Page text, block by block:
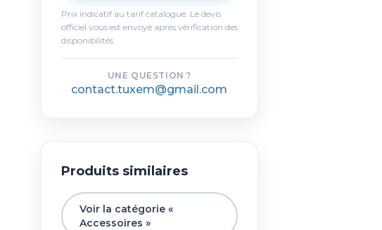
Prix indicatif au tarif catalogue. Le devis
officiel vous est envoyé après vérification des
disponibilités.
UNE QUESTION ?
contact.tuxem@gmail.com
Produits similaires
Voir la catégorie «
Accessoires »